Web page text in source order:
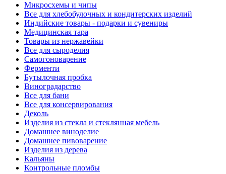
Микросхемы и чипы
Все для хлебобулочных и кондитерских изделий
Индийские товары - подарки и сувениры
Медицинская тара
Товары из нержавейки
Все для сыроделия
Самогоноварение
Ферменти
Бутылочная пробка
Виноградарство
Все для бани
Все для консервирования
Деколь
Изделия из стекла и стеклянная мебель
Домашнее виноделие
Домашнее пивоварение
Изделия из дерева
Кальяны
Контрольные пломбы